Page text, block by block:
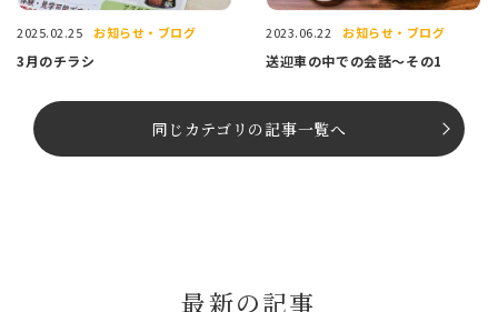
2025.02.25 お知らせ・ブログ
3月のチラシ
2023.06.22 お知らせ・ブログ
送迎車の中での会話〜その1
同じカテゴリの記事⼀覧へ
最新の記事